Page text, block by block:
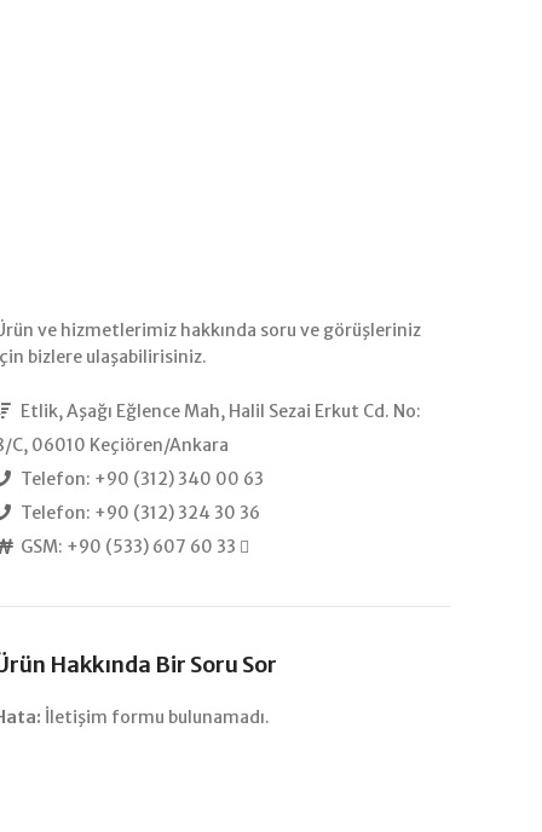
ve hizmetlerimiz hakkında soru ve görüşleriniz
bizlere ulaşabilirisiniz.
Etlik, Aşağı Eğlence Mah, Halil Sezai Erkut Cd. No:
C, 06010 Keçiören/Ankara
Telefon: +90 (312) 340 00 63
Telefon: +90 (312) 324 30 36
GSM: +90 (533) 607 60 33
Hakkında Bir Soru Sor
İletişim formu bulunamadı.